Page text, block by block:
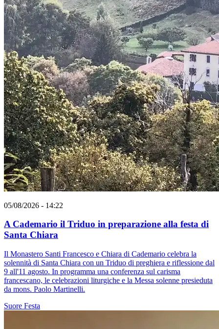
05/08/2026 - 14:22
A Cademario il Triduo in preparazione alla festa di
Santa Chiara
Il Monastero Santi Francesco e Chiara di Cademario celebra la
solennità di Santa Chiara con un Triduo di preghiera e riflessione dal
9 all'11 agosto. In programma una conferenza sul carisma
francescano, le celebrazioni liturgiche e la Messa solenne presieduta
da mons. Paolo Martinelli.
Suore Festa